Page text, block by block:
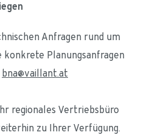
Anfragen rund um
Planungsanfragen
bna@vaillant.at
regionales Vertriebsbüro
zu Ihrer Verfügung.